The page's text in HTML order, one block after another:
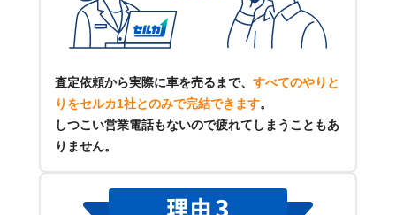
査定依頼から実際に車を売るまで、 すべてのやりと
りをセルカ1社とのみで完結できます。
しつこい営業電話もないので疲れてしまうこともあ
りません。